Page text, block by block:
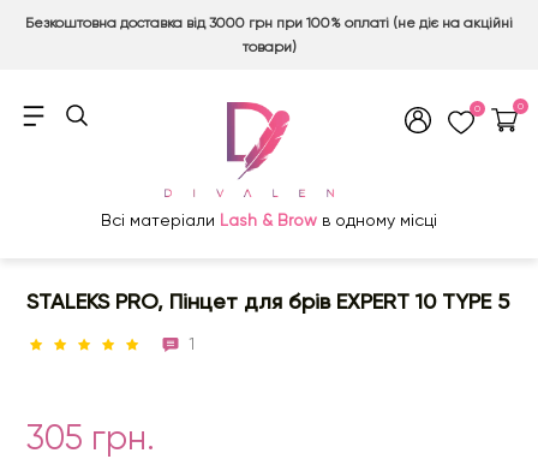
Безкоштовна доставка від 3000 грн при 100% оплаті (не діє на акційні
товари)
0 0
Всі матеріали Lash & Brow в одному місці
STALEKS PRO, Пінцет для брів EXPERT 10 TYPE 5
1
305 грн.